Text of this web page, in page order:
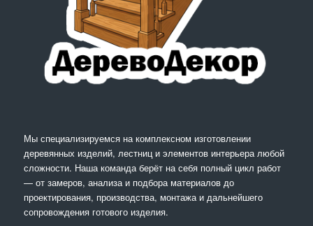
Мы специализируемся на комплексном изготовлении
деревянных изделий, лестниц и элементов интерьера любой
сложности. Наша команда берёт на себя полный цикл работ
— от замеров, анализа и подбора материалов до
проектирования, производства, монтажа и дальнейшего
сопровождения готового изделия.